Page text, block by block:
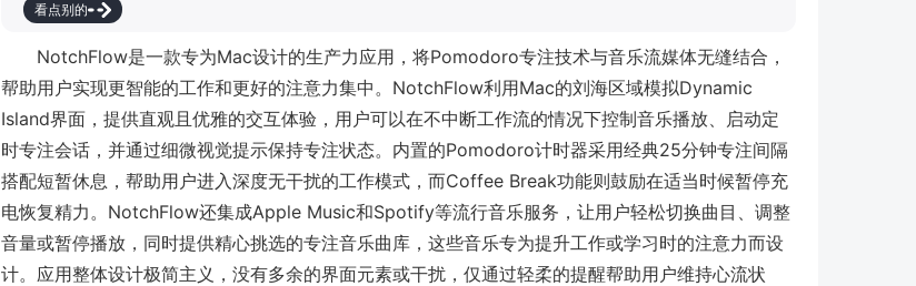
看点别的
NotchFlow是一款专为Mac设计的生产力应用，将Pomodoro专注技术与音乐流媒体无缝结合，
帮助用户实现更智能的工作和更好的注意力集中。NotchFlow利用Mac的刘海区域模拟Dynamic
Island界面，提供直观且优雅的交互体验，用户可以在不中断工作流的情况下控制音乐播放、启动定
时专注会话，并通过细微视觉提示保持专注状态。内置的Pomodoro计时器采用经典25分钟专注间隔
搭配短暂休息，帮助用户进入深度无干扰的工作模式，而Coffee Break功能则鼓励在适当时候暂停充
电恢复精力。NotchFlow还集成Apple Music和Spotify等流行音乐服务，让用户轻松切换曲目、调整
音量或暂停播放，同时提供精心挑选的专注音乐曲库，这些音乐专为提升工作或学习时的注意力而设
计。应用整体设计极简主义，没有多余的界面元素或干扰，仅通过轻柔的提醒帮助用户维持心流状